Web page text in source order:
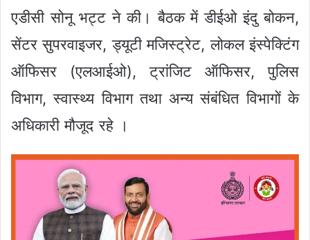
एडीसी सोनू भट्ट ने की। बैठक में डीईओ इंदु बोकन,
सेंटर सुपरवाइजर, ड्यूटी मजिस्ट्रेट, लोकल इंस्पेक्टिंग
ऑफिसर (एलआईओ), ट्रांजिट ऑफिसर, पुलिस
विभाग, स्वास्थ्य विभाग तथा अन्य संबंधित विभागों के
अधिकारी मौजूद रहे ।